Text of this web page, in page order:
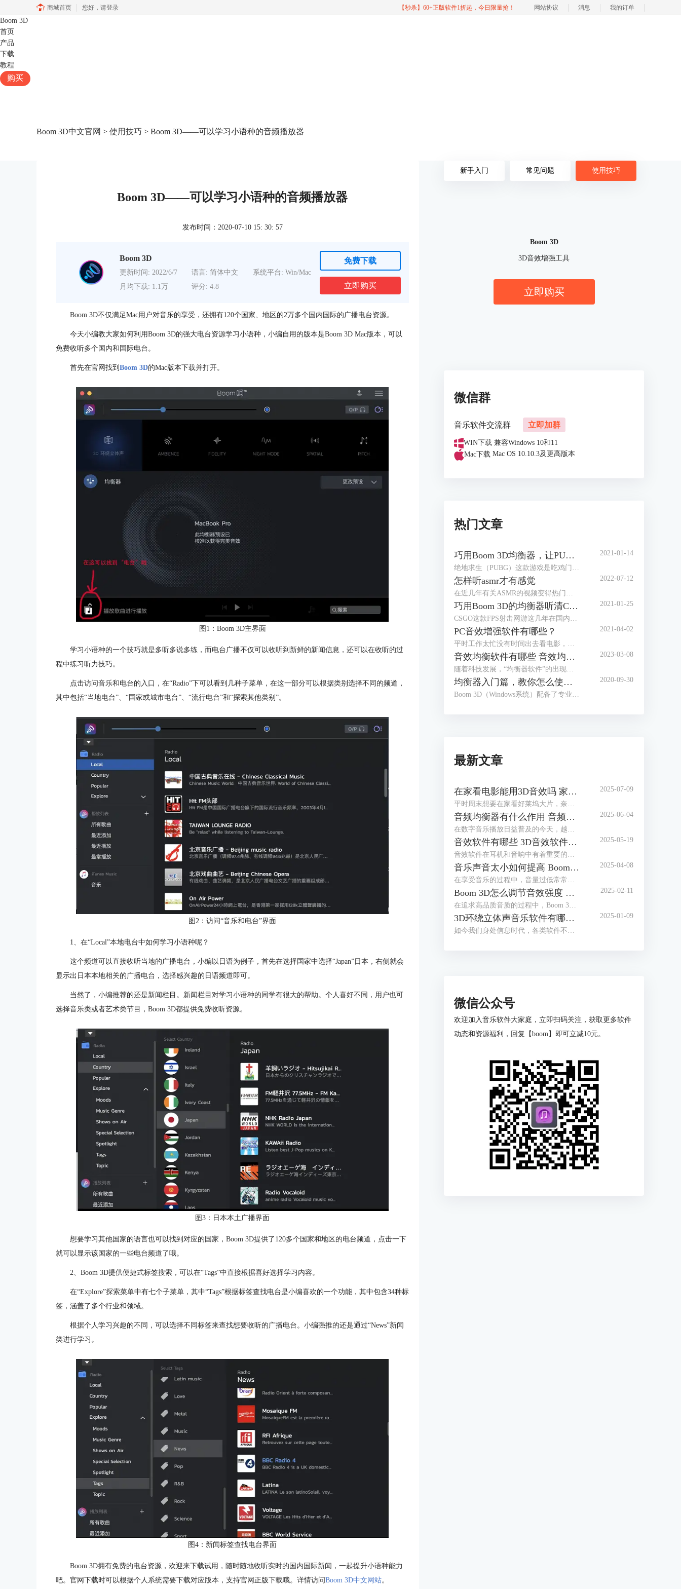
商城首页 您好， 请登录 【秒杀】60+正版软件1折起，今日限量抢！ 网站协议 消息 我的订单
Boom 3D
首页
产品
下载
教程
购买
Boom 3D中文官网 > 使用技巧 > Boom 3D——可以学习小语种的音频播放器
Boom 3D——可以学习小语种的音频播放器
发布时间：2020-07-10 15: 30: 57
Boom 3D
更新时间: 2022/6/7 语言: 简体中文
系统平台: Win/Mac
月均下载: 1.1万
评分: 4.8
免费下载
立即购买
Boom 3D不仅满足Mac用户对音乐的享受，还拥有120个国家、地区的2万多个国内国际的广播电台资源。
今天小编教大家如何利用Boom 3D的强大电台资源学习小语种，小编自用的版本是Boom 3D Mac版本，可以
免费收听多个国内和国际电台。
首先在官网找到 Boom 3D的Mac版本下载并打开。
图1：Boom 3D主界面
学习小语种的一个技巧就是多听多说多练，而电台广播不仅可以收听到新鲜的新闻信息，还可以在收听的过
程中练习听力技巧。
点击访问音乐和电台的入口，在“Radio”下可以看到几种子菜单，在这一部分可以根据类别选择不同的频道，
其中包括“当地电台”、“国家或城市电台”、“流行电台”和“探索其他类别”。
图2：访问“音乐和电台”界面
1、在“Local”本地电台中如何学习小语种呢？
这个频道可以直接收听当地的广播电台，小编以日语为例子，首先在选择国家中选择“Japan”日本，右侧就会
显示出日本本地相关的广播电台，选择感兴趣的日语频道即可。
当然了，小编推荐的还是新闻栏目。新闻栏目对学习小语种的同学有很大的帮助。个人喜好不同，用户也可
选择音乐类或者艺术类节目，Boom 3D都提供免费收听资源。
图3：日本本土广播界面
想要学习其他国家的语言也可以找到对应的国家，Boom 3D提供了120多个国家和地区的电台频道，点击一下
就可以显示该国家的一些电台频道了哦。
2、Boom 3D提供便捷式标签搜索，可以在“Tags”中直接根据喜好选择学习内容。
在“Explore”探索菜单中有七个子菜单，其中“Tags”根据标签查找电台是小编喜欢的一个功能，其中包含34种标
签，涵盖了多个行业和领域。
根据个人学习兴趣的不同，可以选择不同标签来查找想要收听的广播电台。小编强推的还是通过“News”新闻
类进行学习。
图4：新闻标签查找电台界面
Boom 3D拥有免费的电台资源，欢迎来下载试用，随时随地收听实时的国内国际新闻，一起提升小语种能力
吧。官网下载时可以根据个人系统需要下载对应版本，支持官网正版下载哦。详情访问Boom 3D中文网站。
新手入门 常见问题 使用技巧
Boom 3D
3D音效增强工具
立即购买
微信群
音乐软件交流群 立即加群
WIN下载 兼容Windows 10和11
Mac下载 Mac OS 10.10.3及更高版本
热门文章
巧用Boom 3D均衡器，让PUBG脚步声更清晰
绝地求生（PUBG）这款游戏是吃鸡门类的佼佼者，在国内有大量玩家。它上市已经有段时间，服务器里高手遍地，那有没有方法让小白玩家在对局里获得优势，也能畅快吃鸡？本文就来介绍Windows系统上怎样用Boom 3D的均衡器放大“吃鸡”里的脚步声。
2021-01-14
怎样听asmr才有感觉
在近几年有关ASMR的视频变得热门起来，内容多种多样，有揉搓纸袋、敲打键盘，也有温柔低语的人声。很多人认为观看这些视频都会有种放松的感觉，甚至有人把ASMR视频作为助眠的工具来播放。
2022-07-12
巧用Boom 3D的均衡器听清CSGO的脚步声
CSGO这款FPS射击网游这几年在国内很火爆，如何才能在这款游戏中获得优势呢？均衡器就能帮上大忙。本文介绍如何用音频增强软件Boom 3D的均衡器让CSGO的脚步声更容易听清。
2021-01-25
PC音效增强软件有哪些？
平时工作太忙没有时间出去看电影，但在家用电脑看，戴上耳机也没有影院身临其境的感觉；男朋友打游戏的耳机都用了好几年了，但新款耳机的价格望而却步；邀请朋友来家里开派对，小小的蓝牙音箱也营造不出动感的氛围……面对这样的窘境，我们只需要一个PC音效增强软件，就可以解决问题！
2021-04-02
音效均衡软件有哪些 音效均衡器软件哪个好
随着科技发展，“均衡器软件”的出现可以让你的普通设备秒变“柏林之声”。但是市面上的音效均衡器质量参差不齐，本文就来告诉大家音效均衡软件有哪些，音效均衡器软件哪个好。
2023-03-08
均衡器入门篇，教你怎么使用Boom 3D均衡器
Boom 3D（Windows系统）配备了专业的均衡器功能，用户只要使用鼠标滑动电位推拉器就可以完成音频的校准，以调配出适合各种音乐流派、演奏乐器的预设类型。另外，Boom 3D还提供了多达20种的预设类型，用户可以基于这些预设类型，发挥自我创造力，定制自己喜欢的预设。
2020-09-30
最新文章
在家看电影能用3D音效吗 家用电脑如何设置3D音效
平时周末想要在家看好莱坞大片，奈何家里音响不给力怎么办？其实每个电影爱好者都有一个电影梦：在家也能享受一把影院级视听享受，最不济也要有一个3D级别音响来满足耳朵的电影需求。如果在家看电影能用3D音效吗？家用电脑如何设置3D音效？今天就和大家一起来了解如何在家实现音效自由。
2025-07-09
音频均衡器有什么作用 音频均衡器怎么调节
在数字音乐播放日益普及的今天，越来越多人开始追求更加个性化和高质量的听觉体验。随着技术的发展，各种音频处理工具应运而生，其中Boom 3D中的音频均衡器功能因其强大的功能和易用性获得了许多音乐爱好者的青睐。本篇文章就将为大家介绍音频均衡器有什么用以及音频均衡器怎么调节的相关内容。
2025-06-04
音效软件有哪些 3D音效软件哪个好
音效软件在耳机和音响中有着重要的作用。音效软件可以改善音频的质量，包括增强低音、中音和高音，调整音量平衡，以获得更好的听觉体验。通过专业的软件工具，根据自己听音的喜好对EQ进行适当调节，从而获得自己最满意的音质效果。其还可以实现声音的3D定制。根据用户的耳廓形状和听力特征，定制专属的音效方案。这有助于创造更逼真的环境音效，例如在游戏中感受到敌人的位置或在影片中营造更真实的氛围。本篇文章将为大家介绍音效软件有哪些以及3D音效软件哪个好。
2025-05-19
音乐声音太小如何提高 Boom 3D如何增强音乐声音强度
在享受音乐的过程中，音量过低常常会影响听觉体验，尤其是在使用耳机或扬声器时。这不仅会影响听觉体验，还可能导致错过音乐中的细节。因此，本篇文章就将为大家介绍音乐声音太小如何提高以及Boom 3D如何增强音乐声音强度的相关内容。
2025-04-08
Boom 3D怎么调节音效强度 Boom 3D能调节音质吗
在追求高品质音质的过程中，Boom 3D凭借其强大的音效调节功能，被众多音乐爱好者和玩家所青睐。调节音效强度是提升听觉体验的关键，Boom 3D能够让我们根据个人喜好，自由地增强或降低音效，让每一首曲子都能展现出自己想要的效果。本篇文章就将为大家介绍Boom 3D怎么调节音效强度以及Boom 3D能调节音质吗的相关内容。
2025-02-11
3D环绕立体声音乐软件有哪些 3D环绕立体音乐制作教程
如今我们身处信息时代，各类软件不断更新迭代，有老版本的优化，也有新兴软件的出现。音频处理软件也层出不穷，通过音频软件的处理可以让我们体验到3D环绕立体音乐。本篇文章就为大家介绍3D环绕立体声音乐软件有哪些以及3D环绕立体音乐制作教程的相关内容。
2025-01-09
微信公众号
欢迎加入音乐软件大家庭，立即扫码关注，获取更多软件
动态和资源福利，回复【boom】即可立减10元。